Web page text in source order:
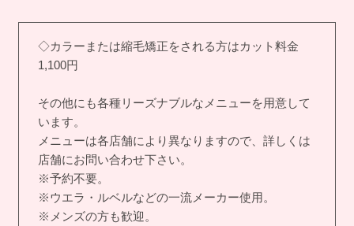
◇カラーまたは縮毛矯正をされる方はカット料金
1,100円
その他にも各種リーズナブルなメニューを用意して
います。
メニューは各店舗により異なりますので、詳しくは
店舗にお問い合わせ下さい。
※予約不要。
※ウエラ・ルベルなどの一流メーカー使用。
※メンズの方も歓迎。